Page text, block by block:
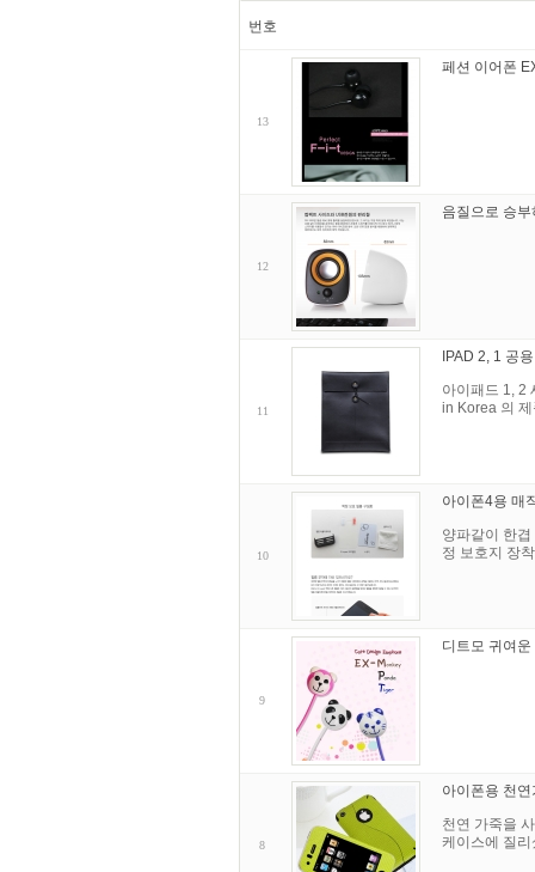
번호
13
페션 이어폰
12
음질으로 승
11
IPAD 2, 1 공
아이패드 1, 2
in Korea 의
10
아이폰4용 매
양파같이 한
정 보호지 장
9
디트모 귀여
8
아이폰용 천
천연 가죽을
케이스에 질